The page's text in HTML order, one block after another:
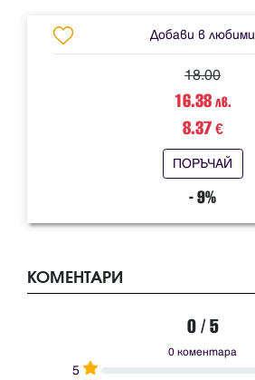
Добави в любими
18.00
16.38лв.
8.37€
ПОРЪЧАЙ
- 9%
КОМЕНТАРИ
0 / 5
0 коментара
5